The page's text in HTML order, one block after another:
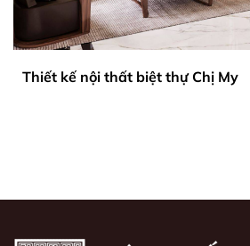
Thiết kế nội thất biệt thự Chị My